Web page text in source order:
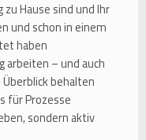
Hause sind und Ihr
und schon in einem
haben
arbeiten – und auch
behalten
für Prozesse
sondern aktiv